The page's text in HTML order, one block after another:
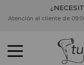
Atención al cliente de